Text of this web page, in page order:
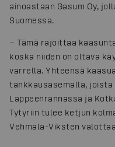
ainoastaan Gasum Oy,
Suomessa.
− Tämä rajoittaa
koska niiden on oltava
varrella. Yhteensä
tankkausasemalla, joista
Lappeenrannassa ja
Tytyriin tulee ketjun
Vehmala-Viksten